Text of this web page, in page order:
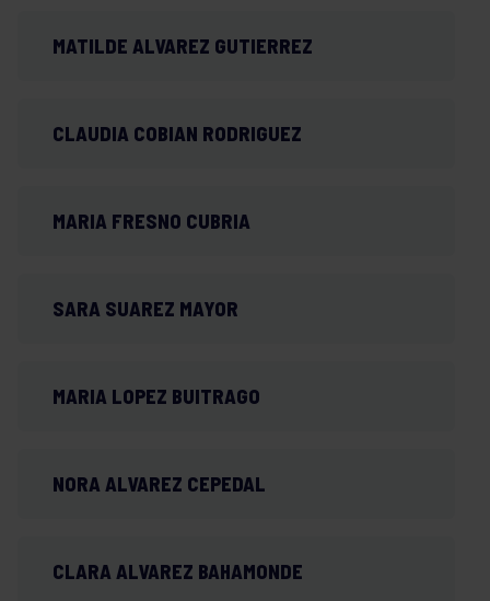
MATILDE ALVAREZ GUTIERREZ
CLAUDIA COBIAN RODRIGUEZ
MARIA FRESNO CUBRIA
SARA SUAREZ MAYOR
MARIA LOPEZ BUITRAGO
NORA ALVAREZ CEPEDAL
CLARA ALVAREZ BAHAMONDE